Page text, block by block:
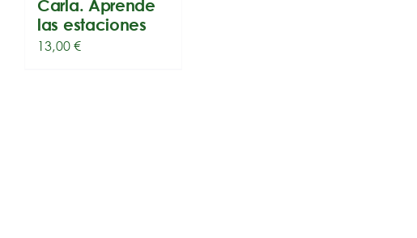
Carla. Aprende
las estaciones
13,00€